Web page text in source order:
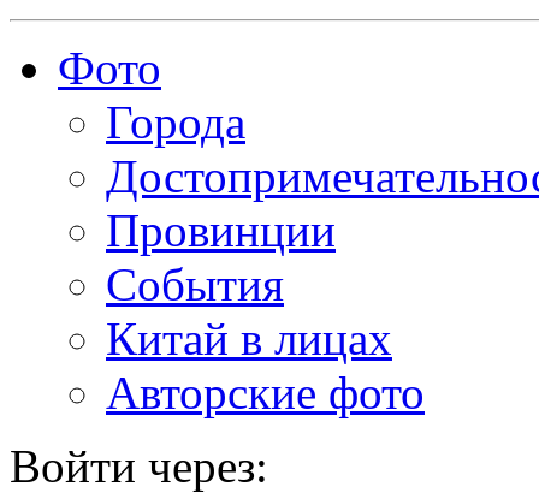
Фото
Города
Провинции
События
Китай в лицах
Авторские фото
Войти через: